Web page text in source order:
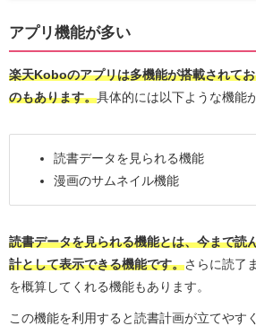
アプリ機能が多い
楽天Koboのアプリは多機能が搭載されて
のもあります。具体的には以下ような機能
読書データを見られる機能
漫画のサムネイル機能
読書データを見られる機能とは、今まで読
計として表示できる機能です。さらに読了
を概算してくれる機能もあります。
この機能を利用すると読書計画が立てやす